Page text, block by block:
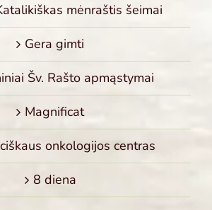
mėnraštis šeimai
Gera gimti
Šv. Rašto apmąstymai
Magnificat
onkologijos centras
8 diena